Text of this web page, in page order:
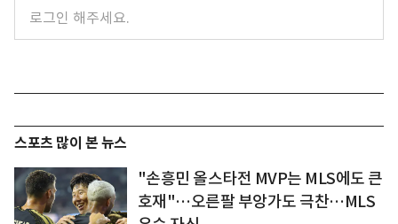
스포츠 많이 본 뉴스
"손흥민 올스타전 MVP는 MLS에도 큰
호재"…오른팔 부앙가도 극찬…MLS